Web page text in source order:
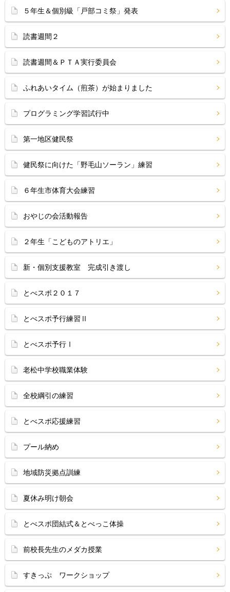
５年生＆個別級「戸部コミ祭」発表
読書週間２
読書週間＆ＰＴＡ実行委員会
ふれあいタイム（煎茶）が始まりました
プログラミング学習試行中
第一地区健民祭
健民祭に向けた「野毛山ソーラン」練習
６年生市体育大会練習
おやじの会活動報告
２年生「こどものアトリエ」
新・個別支援教室 完成引き渡し
とべスポ２０１７
とべスポ予行練習Ⅱ
とべスポ予行Ⅰ
老松中学校職業体験
全校綱引の練習
とべスポ応援練習
プール納め
地域防災拠点訓練
夏休み明け朝会
とべスポ団結式＆とべっこ体操
前校長先生のメダカ授業
すきっぷ ワークショップ